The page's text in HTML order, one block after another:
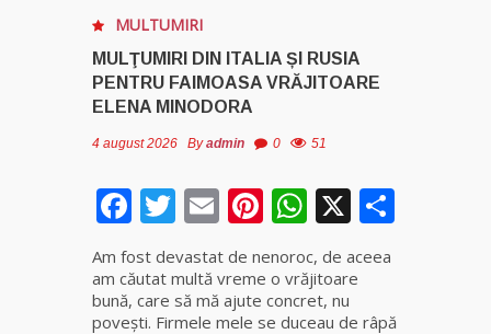
pentru
Vrăjitoarea
Anastasia
cele mai
MULTUMIRI
MULŢUMIRI DIN ITALIA ȘI RUSIA
PENTRU FAIMOASA VRĂJITOARE
ELENA MINODORA
4 august 2026 Byadmin 0 51
Facebook
Twitter
EmailPinterest
WhatsApp
X
Am fost devastat de nenoroc, de aceea
am căutat multă vreme o vrăjitoare
bună, care să mă ajute concret, nu
povești. Firmele mele se duceau de râpă